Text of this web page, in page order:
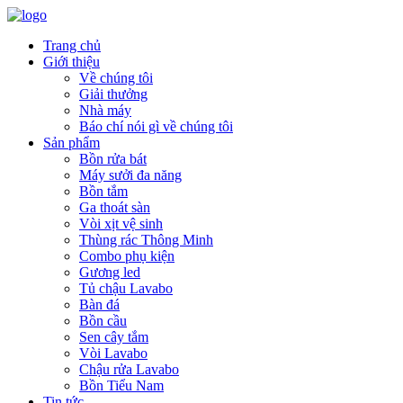
Trang chủ
Giới thiệu
Về chúng tôi
Giải thưởng
Nhà máy
Báo chí nói gì về chúng tôi
Sản phẩm
Bồn rửa bát
Máy sưởi đa năng
Bồn tắm
Ga thoát sàn
Vòi xịt vệ sinh
Thùng rác Thông Minh
Combo phụ kiện
Gương led
Tủ chậu Lavabo
Bàn đá
Bồn cầu
Sen cây tắm
Vòi Lavabo
Chậu rửa Lavabo
Bồn Tiểu Nam